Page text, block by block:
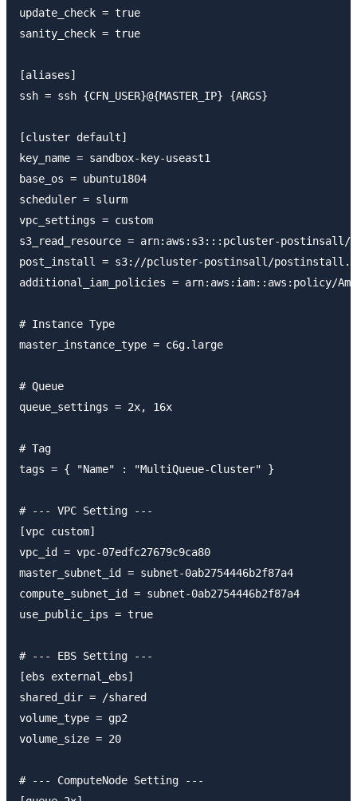
update_check = true
sanity_check = true
[aliases]
ssh = ssh {CFN_USER}@{MASTER_IP} {ARGS}
[cluster default]
key_name = sandbox-key-useast1
base_os = ubuntu1804
scheduler = slurm
vpc_settings = custom
s3_read_resource = arn:aws:s3:::pcluster-postinsall/*
post_install = s3://pcluster-postinsall/
additional_iam_policies = arn:aws:iam::aws:policy/
# Instance Type
master_instance_type = c6g.large
# Queue
queue_settings = 2x, 16x
# Tag
tags = { "Name" : "MultiQueue-Cluster" }
# --- VPC Setting ---
[vpc custom]
vpc_id = vpc-07edfc27679c9ca80
master_subnet_id = subnet-0ab2754446b2f87a4
compute_subnet_id = subnet-0ab2754446b2f87a4
use_public_ips = true
# --- EBS Setting ---
[ebs external_ebs]
shared_dir = /shared
volume_type = gp2
volume_size = 20
# --- ComputeNode Setting ---